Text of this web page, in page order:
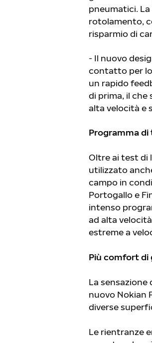
pneumatici.
rotolamento,
risparmio di
- Il nuovo
contatto per lo
un rapido
di prima, il
alta velocità e
Programma
Oltre ai test di
utilizzato
campo in
Portogallo e
intenso
ad alta
estreme a
Più comfort di
La sensazione
nuovo Nokian
diverse
Le rientranze